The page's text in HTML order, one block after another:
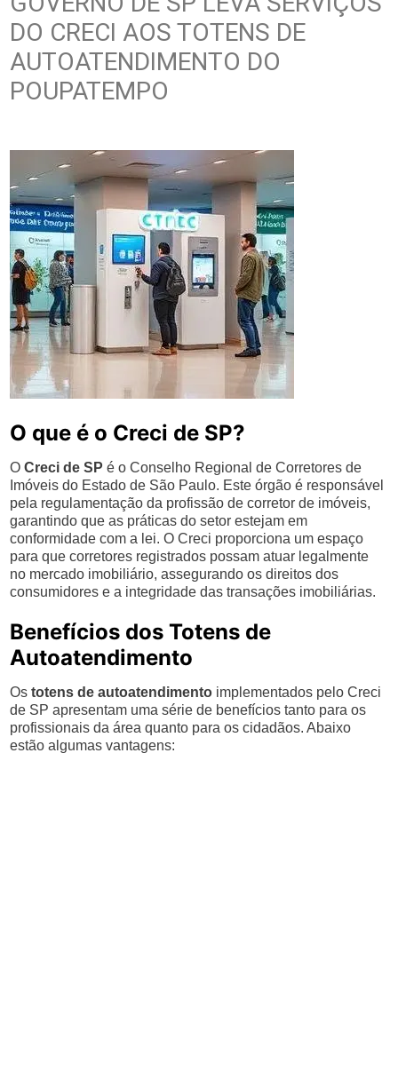
DO CRECI AOS TOTENS DE
AUTOATENDIMENTO DO
POUPATEMPO
O que é o Creci de SP?
OCreci de SP é o Conselho Regional de Corretores de
Imóveis do Estado de São Paulo. Este órgão é responsável
pela regulamentação da profissão de corretor de imóveis,
garantindo que as práticas do setor estejam em
conformidade com a lei. O Creci proporciona um espaço
para que corretores registrados possam atuar legalmente
no mercado imobiliário, assegurando os direitos dos
consumidores e a integridade das transações imobiliárias.
Benefícios dos Totens de
Autoatendimento
Ostotens de autoatendimento implementados pelo Creci
de SP apresentam uma série de benefícios tanto para os
profissionais da área quanto para os cidadãos. Abaixo
estão algumas vantagens: